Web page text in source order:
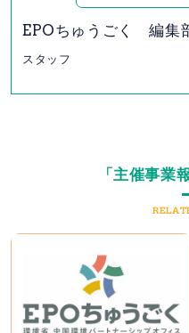
EPOちゅうごく 編集
スタッフ
「主催事業